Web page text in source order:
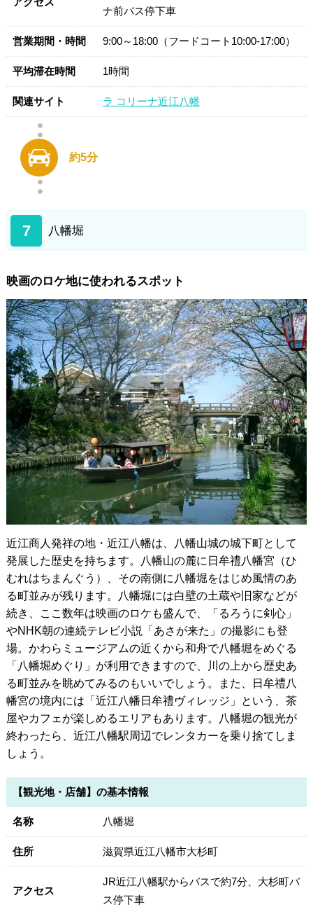
ナ前バス停下車
営業期間・時間 9:00～18:00（フードコート10:00-17:00）
平均滞在時間 1時間
関連サイト ラ コリーナ近江八幡
約5分
7 八幡堀
映画のロケ地に使われるスポット
近江商人発祥の地・近江八幡は、八幡山城の城下町として
発展した歴史を持ちます。八幡山の麓に日牟禮八幡宮（ひ
むれはちまんぐう）、その南側に八幡堀をはじめ風情のあ
る町並みが残ります。八幡堀には白壁の土蔵や旧家などが
続き、ここ数年は映画のロケも盛んで、「るろうに剣心」
やNHK朝の連続テレビ小説「あさが来た」の撮影にも登
場。かわらミュージアムの近くから和舟で八幡堀をめぐる
「八幡堀めぐり」が利用できますので、川の上から歴史あ
る町並みを眺めてみるのもいいでしょう。また、日牟禮八
幡宮の境内には「近江八幡日牟禮ヴィレッジ」という、茶
屋やカフェが楽しめるエリアもあります。八幡堀の観光が
終わったら、近江八幡駅周辺でレンタカーを乗り捨てしま
しょう。
【観光地・店舗】の基本情報
名称 八幡堀
住所 滋賀県近江八幡市大杉町
アクセス
JR近江八幡駅からバスで約7分、大杉町バ
ス停下車